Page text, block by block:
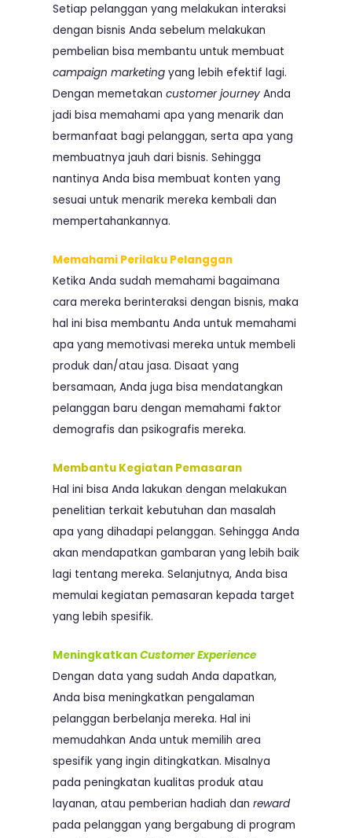
Setiap pelanggan yang melakukan interaksi
dengan bisnis Anda sebelum melakukan
pembelian bisa membantu untuk membuat
campaign marketingyang lebih efektif lagi.
Dengan memetakan customer journeyAnda
jadi bisa memahami apa yang menarik dan
bermanfaat bagi pelanggan, serta apa yang
membuatnya jauh dari bisnis. Sehingga
nantinya Anda bisa membuat konten yang
sesuai untuk menarik mereka kembali dan
mempertahankannya.
Memahami Perilaku Pelanggan
Ketika Anda sudah memahami bagaimana
cara mereka berinteraksi dengan bisnis, maka
hal ini bisa membantu Anda untuk memahami
apa yang memotivasi mereka untuk membeli
produk dan/atau jasa. Disaat yang
bersamaan, Anda juga bisa mendatangkan
pelanggan baru dengan memahami faktor
demografis dan psikografis mereka.
Membantu Kegiatan Pemasaran
Hal ini bisa Anda lakukan dengan melakukan
penelitian terkait kebutuhan dan masalah
apa yang dihadapi pelanggan. Sehingga Anda
akan mendapatkan gambaran yang lebih baik
lagi tentang mereka. Selanjutnya, Anda bisa
memulai kegiatan pemasaran kepada target
yang lebih spesifik.
MeningkatkanCustomer Experience
Dengan data yang sudah Anda dapatkan,
Anda bisa meningkatkan pengalaman
pelanggan berbelanja mereka. Hal ini
memudahkan Anda untuk memilih area
spesifik yang ingin ditingkatkan. Misalnya
pada peningkatan kualitas produk atau
layanan, atau pemberian hadiah dan reward
pada pelanggan yang bergabung di program